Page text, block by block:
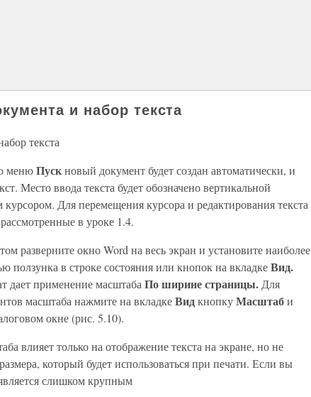
и набор текста
текста
менюПускновый документ будет создан автоматически, и
Место ввода текста будет обозначено вертикальной
Для перемещения курсора и редактирования текста
в уроке 1.4.
разверните окно Word на весь экран и установите наиболее
в строке состояния или кнопок на вкладкеВид.
дает применение масштаба По ширине страницы. Для
масштаба нажмите на вкладкеВидкнопкуМасштаби
окне (рис. 5.10).
влияет только на отображение текста на экране, но не
который будет использоваться при печати. Если вы
слишком крупным